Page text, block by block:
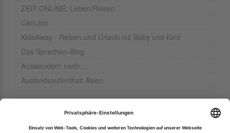
ZEIT ONLINE: Leben/Reisen
CamJoo
KidsAway - Reisen und Urlaub mit Baby und Kind
Das Sprachen-Blog
Auswandern nach...
Auslandsaufenthalt Asien